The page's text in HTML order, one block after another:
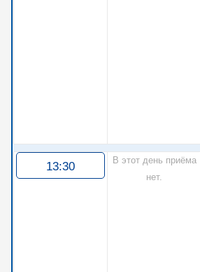
13:30
В этот день приёма
нет.